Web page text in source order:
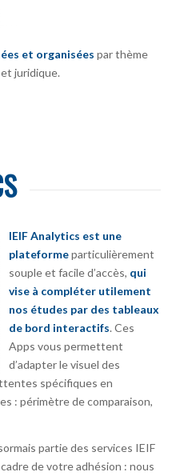
et organisées par thème
juridique.
IEIF Analytics est une
plateformeparticulièrement
souple et facile d’accès, qui
vise à compléter utilement
nos études par des tableaux
de bord interactifs. Ces
Apps vous permettent
d’adapter le visuel des
spécifiques en
: périmètre de comparaison,
partie des services IEIF
de votre adhésion : nous